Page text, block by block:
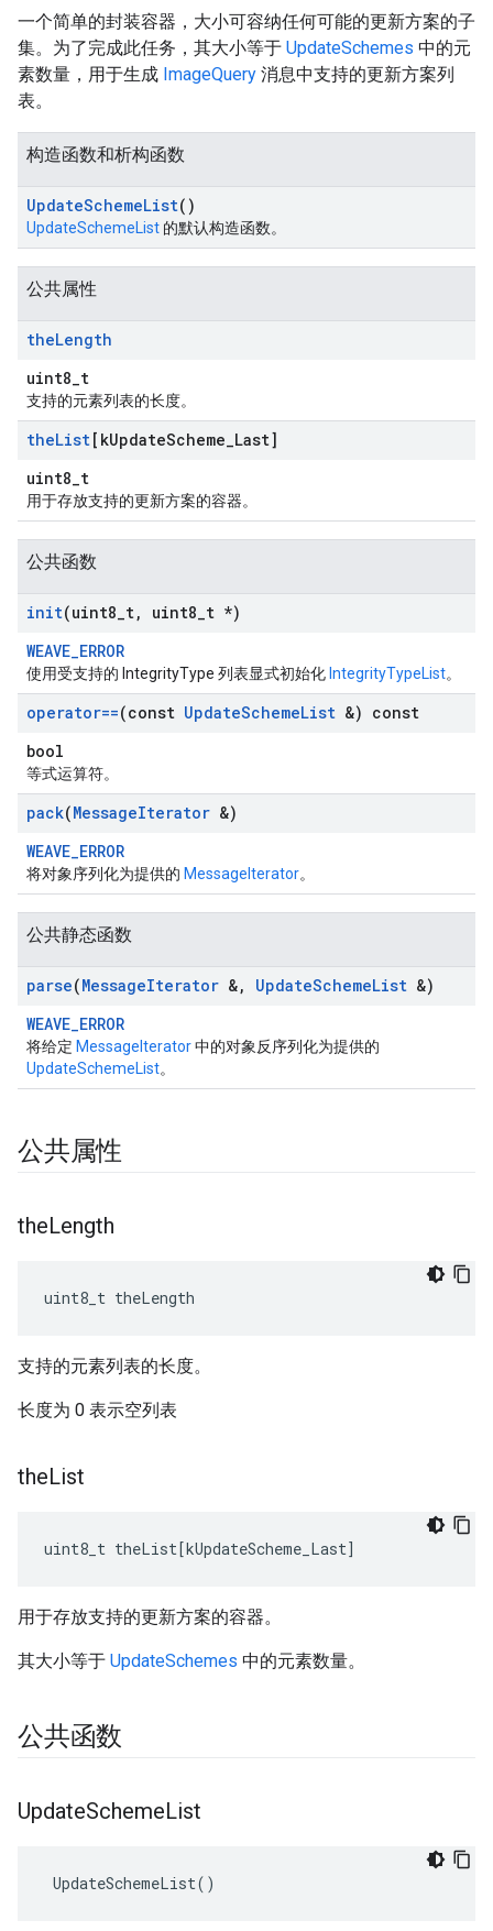
一个简单的封装容器，大小可容纳任何可能的更新方案的子
集。为了完成此任务，其大小等于 UpdateSchemes 中的元
素数量，用于生成 ImageQuery 消息中支持的更新方案列
表。
构造函数和析构函数
UpdateSchemeList()
UpdateSchemeList 的默认构造函数。
公共属性
theLength
uint8_t
支持的元素列表的长度。
theList[kUpdateScheme Last]
uint8_t
用于存放支持的更新方案的容器。
公共函数
init(uint8 t, uint8 t *)
WEAVE_ERROR
使用受支持的 IntegrityType 列表显式初始化 IntegrityTypeList。
operator==(const UpdateSchemeList &) const
bool
等式运算符。
pack(MessageIterator &)
WEAVE_ERROR
将对象序列化为提供的 MessageIterator。
公共静态函数
parse(MessageIterator &, UpdateSchemeList &)
WEAVE_ERROR
将给定 MessageIterator中的对象反序列化为提供的
UpdateSchemeList。
公共属性
theLength
uint8_t theLength
支持的元素列表的长度。
长度为 0 表示空列表
theList
uint8_t theList[kUpdateScheme_Last]
用于存放支持的更新方案的容器。
其大小等于 UpdateSchemes 中的元素数量。
公共函数
UpdateSchemeList
UpdateSchemeList()